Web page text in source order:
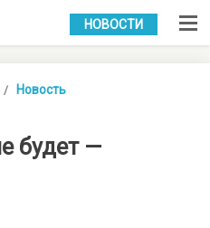
УКР РУС
НОВОСТИ
Новость
будет —